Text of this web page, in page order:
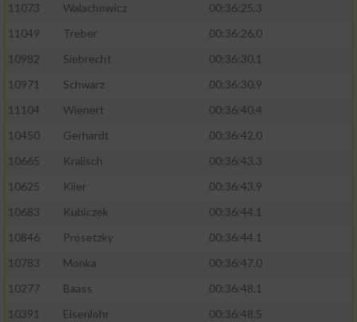
11073
Walachowicz
00:36:25.3
11049
Treber
00:36:26.0
10982
Siebrecht
00:36:30.1
10971
Schwarz
00:36:30.9
11104
Wienert
00:36:40.4
10450
Gerhardt
00:36:42.0
10665
Kralisch
00:36:43.3
10625
Klier
00:36:43.9
10683
Kubiczek
00:36:44.1
10846
Prosetzky
00:36:44.1
10783
Monka
00:36:47.0
10277
Baass
00:36:48.1
10391
Eisenlohr
00:36:48.5